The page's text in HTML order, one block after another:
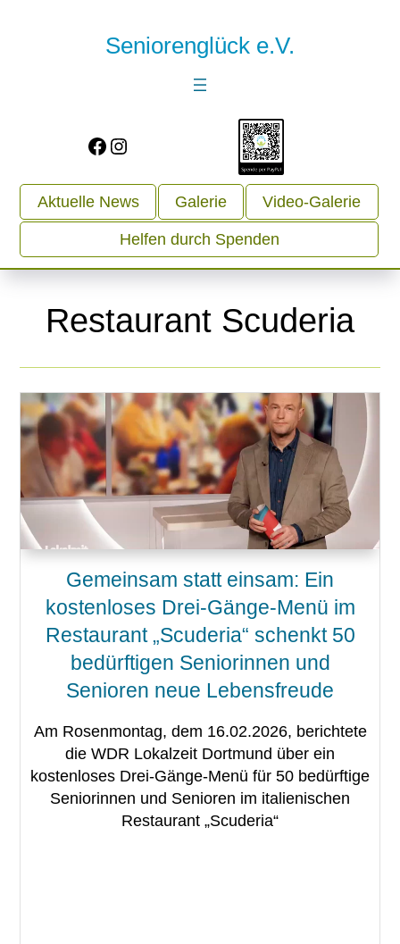
Seniorenglück e.V.
Facebook
Instagram
Aktuelle News Galerie Video-Galerie
Helfen durch Spenden
Restaurant Scuderia
Gemeinsam statt einsam: Ein
kostenloses Drei-Gänge-Menü im
Restaurant „Scuderia“ schenkt 50
bedürftigen Seniorinnen und
Senioren neue Lebensfreude
Am Rosenmontag, dem 16.02.2026, berichtete
die WDR Lokalzeit Dortmund über ein
kostenloses Drei-Gänge-Menü für 50 bedürftige
Seniorinnen und Senioren im italienischen
Restaurant „Scuderia“